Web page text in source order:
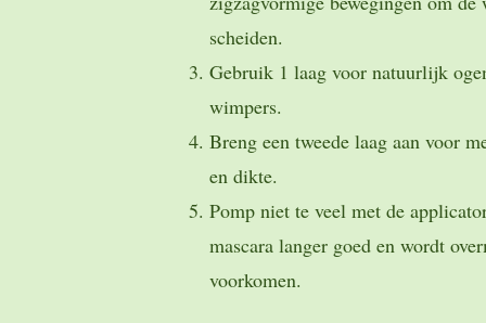
scheiden.
Gebruik 1 laag voor natuurlijk
wimpers.
Breng een tweede laag aan voor
en dikte.
Pomp niet te veel met de
mascara langer goed en wordt
voorkomen.